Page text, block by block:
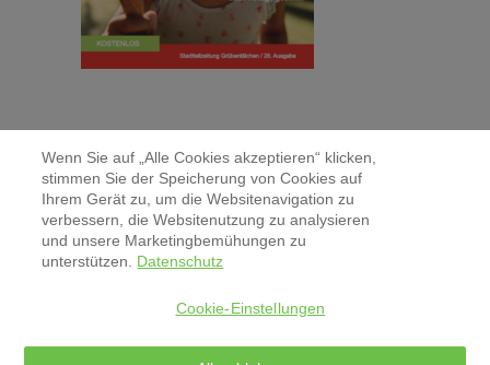
Kontakt
Aktuelles & Pressemitteilungen
Wenn Sie auf „Alle Cookies akzeptieren“ klicken,
stimmen Sie der Speicherung von Cookies auf
Ihrem Gerät zu, um die Websitenavigation zu
verbessern, die Websitenutzung zu analysieren
und unsere Marketingbemühungen zu
unterstützen. Datenschutz
Cookie-Einstellungen